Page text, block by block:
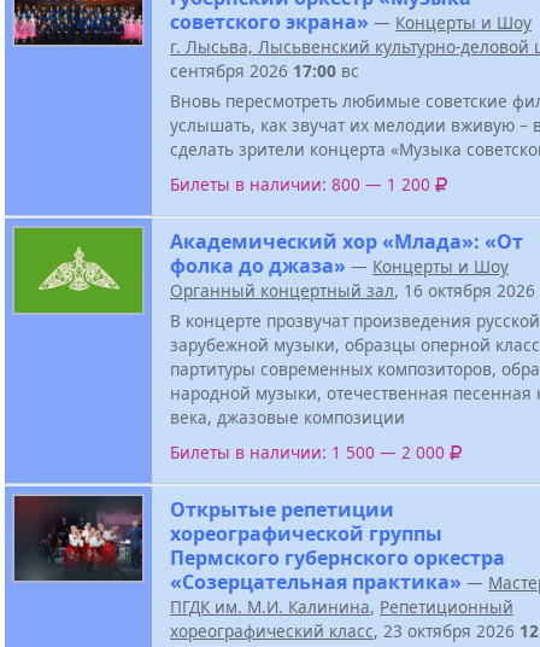
советского экрана» — Концерты и Шоу
г. Лысьва, Лысьвенский культурно-деловой
сентября 2026 17:00 вс
Вновь пересмотреть любимые советские
услышать, как звучат их мелодии вживую –
сделать зрители концерта «Музыка
Билеты в наличии: 800 — 1 200
Академический хор «Млада»: «От
фолка до джаза» — Концерты и Шоу
Органный концертный зал, 16 октября 2026
В концерте прозвучат произведения
зарубежной музыки, образцы оперной
партитуры современных композиторов,
народной музыки, отечественная песенная
века, джазовые композиции
Билеты в наличии: 1 500 — 2 000
Открытые репетиции
хореографической группы
Пермского губернского оркестра
«Созерцательная практика» —
ПГДК им. М.И. Калинина, Репетиционный
хореографический класс, 23 октября 2026